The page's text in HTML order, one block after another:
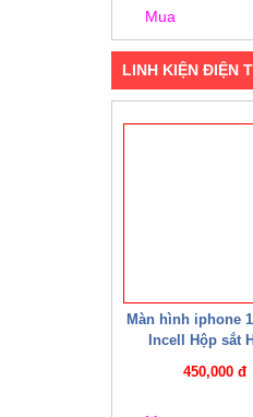
Mua
LINH KIỆN ĐIỆN
Màn hình iphone
Incell Hộp sắt
450,000 đ